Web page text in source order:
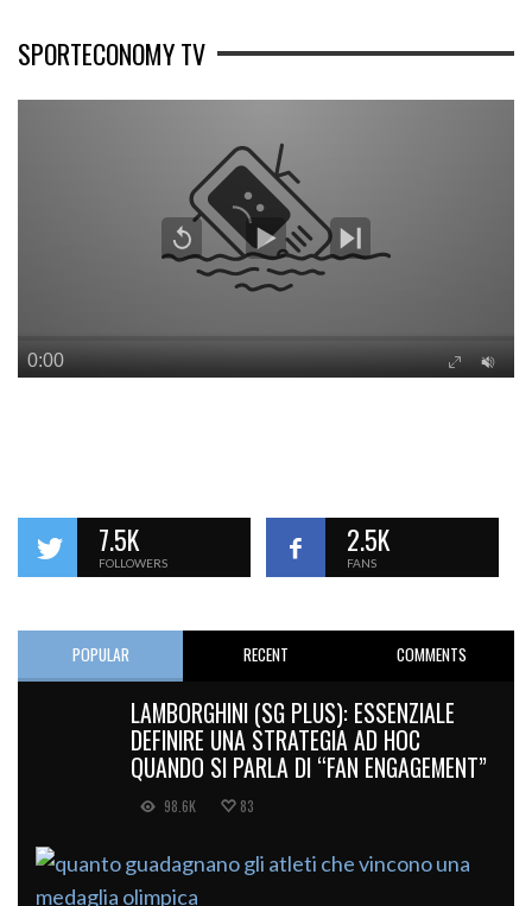
SPORTECONOMY TV
7.5K
FOLLOWERS
2.5K
FANS
POPULAR RECENT COMMENTS
LAMBORGHINI (SG PLUS): ESSENZIALE
DEFINIRE UNA STRATEGIA AD HOC
QUANDO SI PARLA DI “FAN ENGAGEMENT”
98.6K 83